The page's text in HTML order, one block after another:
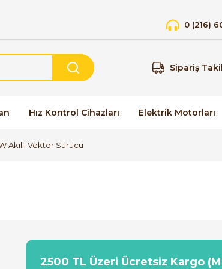
0 (216)
Sipariş
Hız Kontrol Cihazları Elektrik Motorları
Akıllı Vektör Sürücü
2500 TL Üzeri Ücretsiz Kargo